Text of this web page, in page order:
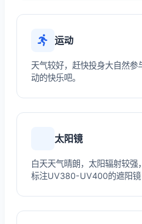
运动
天气较好，赶快投身大自然参
动的快乐吧。
太阳镜
白天天气晴朗，太阳辐射较强
标注UV380-UV400的遮阳镜